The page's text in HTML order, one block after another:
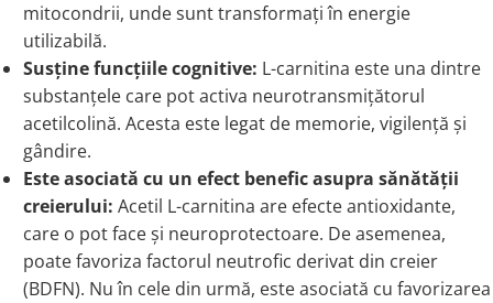
mitocondrii, unde sunt transformați în energie
utilizabilă.
Susține funcțiile cognitive: L-carnitina este una dintre
substanțele care pot activa neurotransmițătorul
acetilcolină. Acesta este legat de memorie, vigilență și
gândire.
Este asociată cu un efect benefic asupra sănătății
creierului: Acetil L-carnitina are efecte antioxidante,
care o pot face și neuroprotectoare. De asemenea,
poate favoriza factorul neutrofic derivat din creier
(BDFN). Nu în cele din urmă, este asociată cu favorizarea